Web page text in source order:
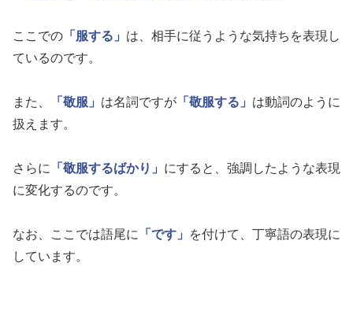
ここでの 「服する」 は、相手に従うような気持ちを表現し
ているのです。
また、 「敬服」 は名詞ですが 「敬服する」 は動詞のように
扱えます。
さらに 「敬服するばかり」 にすると、強調したような表現
に変化するのです。
なお、ここでは語尾に 「です」
を付けて、丁寧語の表現に
しています。